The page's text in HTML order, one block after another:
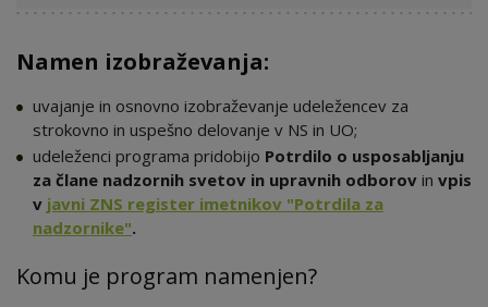
Namen izobraževanja:
uvajanje in osnovno izobraževanje udeležencev za
strokovno in uspešno delovanje v NS in UO;
udeleženci programa pridobijo Potrdilo o usposabljanju
za člane nadzornih svetov in upravnih odborov in vpis
v javni ZNS register imetnikov "Potrdila za
nadzornike".
Komu je program namenjen?